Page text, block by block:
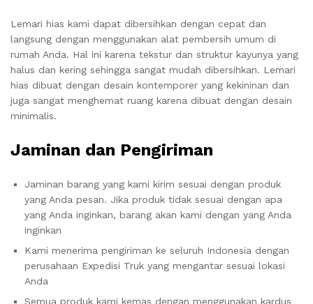
Lemari hias kami dapat dibersihkan dengan cepat dan
langsung dengan menggunakan alat pembersih umum di
rumah Anda. Hal ini karena tekstur dan struktur kayunya yang
halus dan kering sehingga sangat mudah dibersihkan. Lemari
hias dibuat dengan desain kontemporer yang kekininan dan
juga sangat menghemat ruang karena dibuat dengan desain
minimalis.
Jaminan dan Pengiriman
Jaminan barang yang kami kirim sesuai dengan produk
yang Anda pesan. Jika produk tidak sesuai dengan apa
yang Anda inginkan, barang akan kami dengan yang Anda
inginkan
Kami menerima pengiriman ke seluruh Indonesia dengan
perusahaan Expedisi Truk yang mengantar sesuai lokasi
Anda
Semua produk kami kemas dengan menggunakan kardus